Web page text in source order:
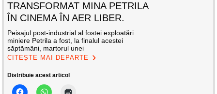
TRANSFORMAT MINA PETRILA
ÎN CINEMA ÎN AER LIBER.
Peisajul post-industrial al fostei exploatări
miniere Petrila a fost, la finalul acestei
săptămâni, martorul unei
CITEȘTE MAI DEPARTE
Distribuie acest articol